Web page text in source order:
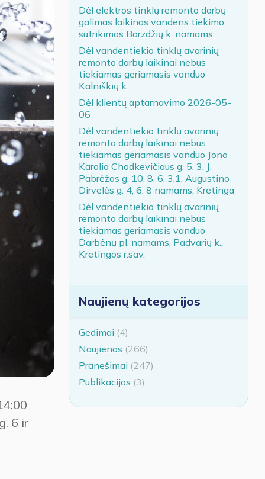
6 ir
Dėl elektros tinklų remonto darbų
galimas laikinas vandens tiekimo
sutrikimas Barzdžių k. namams.
Dėl vandentiekio tinklų avarinių
remonto darbų laikinai nebus
tiekiamas geriamasis vanduo
Kalniškių k.
Dėl klientų aptarnavimo 2026-05-
06
Dėl vandentiekio tinklų avarinių
remonto darbų laikinai nebus
tiekiamas geriamasis vanduo Jono
Karolio Chodkevičiaus g. 5, 3, J.
Pabrėžos g. 10, 8, 6, 3,1, Augustino
Dirvelės g. 4, 6, 8 namams, Kretinga
Dėl vandentiekio tinklų avarinių
remonto darbų laikinai nebus
tiekiamas geriamasis vanduo
Darbėnų pl. namams, Padvarių k.,
Kretingos r.sav.
Naujienų kategorijos
Gedimai (4)
Naujienos (266)
Pranešimai (247)
Publikacijos (3)